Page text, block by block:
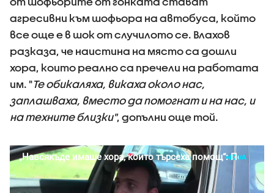
агресивни към шофьора на автобуса, който
все още е в шок от случилото се. Влахов
разказа, че наистина на място са дошли
хора, които реално са пречели на работата
им. "Те обикаляха, викаха около нас,
заплашваха, вместо да помогнат и на нас, и
на техните близки", допълни още той.